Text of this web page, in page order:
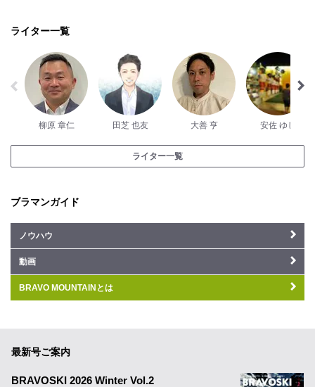
ライター一覧
柳原 章仁 田芝 也友 大善 亨 安佐 ゆし
ライター一覧
ブラマンガイド
ノウハウ
動画
BRAVO MOUNTAINとは
最新号ご案内
BRAVOSKI 2026 Winter Vol.2